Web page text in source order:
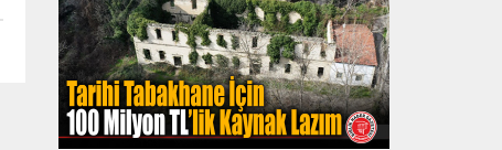
Belediye Başkanı Mustafa Eren’in davetiyle
konser vermek üzere Safranbolu’ya gelen
ünlü sanatçı Emel Sayın, konakladığı tarihi
konakta sahne hazırlığı yaparken...